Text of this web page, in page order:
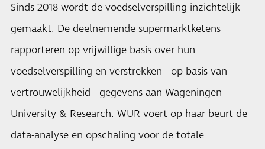
Sinds 2018 wordt de voedselverspilling inzichtelijk
gemaakt. De deelnemende supermarktketens
rapporteren op vrijwillige basis over hun
voedselverspilling en verstrekken - op basis van
vertrouwelijkheid - gegevens aan Wageningen
University & Research. WUR voert op haar beurt de
data-analyse en opschaling voor de totale